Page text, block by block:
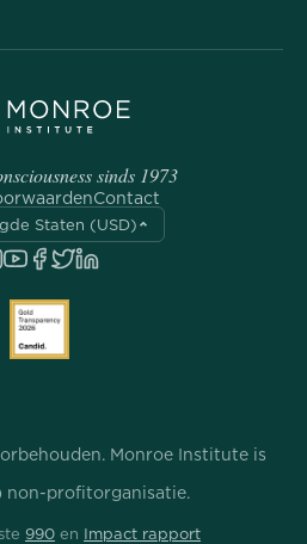
sinds 1973
Contact
Staten (USD)
Monroe Institute is
non-profitorganisatie.
990 en Impact rapport